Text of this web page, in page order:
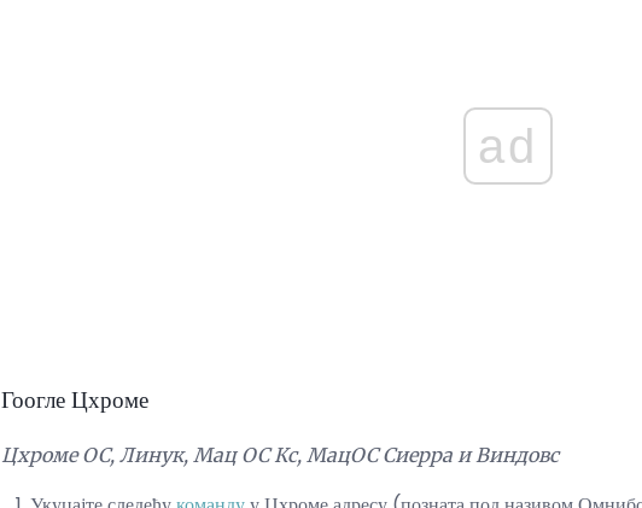
ad
Гоогле Цхроме
Цхроме ОС, Линук, Мац ОС Кс, МацОС Сиерра и Виндовс